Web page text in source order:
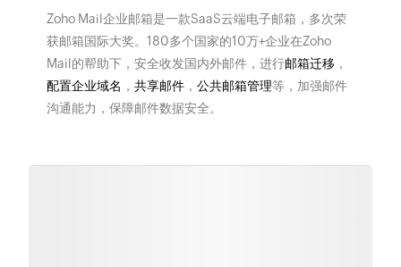
Zoho Mail企业邮箱是一款SaaS云端电子邮箱，多次荣
获邮箱国际大奖。180多个国家的10万+企业在Zoho
Mail的帮助下，安全收发国内外邮件，进行邮箱迁移 ，
配置企业域名 ， 共享邮件， 公共邮箱管理等，加强邮件
沟通能力，保障邮件数据安全。